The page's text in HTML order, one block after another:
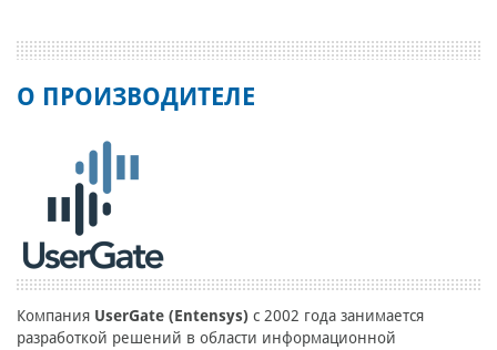
О ПРОИЗВОДИТЕЛЕ
Компания UserGate (Entensys) с 2002 года занимается
разработкой решений в области информационной